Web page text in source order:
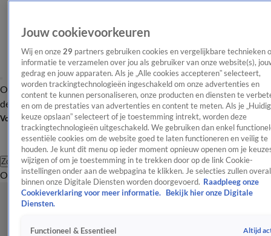
OverzichtAfleveringen Entertainment TV Algemeen
Tip
de redactieNieuwsbrief
Volg Shownieuws
Zoeken
OverzichtEntertainmentSpraakmakendRealityCrimeVideo's
Jouw cookievoorkeuren
Wij en onze 29 partners gebruiken cookies en vergelijkbare technieken
informatie te verzamelen over jou als gebruiker van onze website(s),
gedrag en jouw apparaten. Als je „Alle cookies accepteren” selecteert,
worden trackingtechnologieën ingeschakeld om onze advertenties en
content te kunnen personaliseren, onze producten en diensten te
en om de prestaties van advertenties en content te meten. Als je
keuze opslaan” selecteert of je toestemming intrekt, worden deze
trackingtechnologieën uitgeschakeld. We gebruiken dan enkel
essentiële cookies om de website goed te laten functioneren en veilig te
houden. Je kunt dit menu op ieder moment opnieuw openen om je
wijzigen of om je toestemming in te trekken door op de link Cookie-
instellingen onder aan de webpagina te klikken. Je selecties zullen overal
binnen onze Digitale Diensten worden doorgevoerd. Raadpleeg onze
Cookieverklaring voor meer informatie.
Bekijk hier onze Digitale
Diensten.
Functioneel & Essentieel Altijd